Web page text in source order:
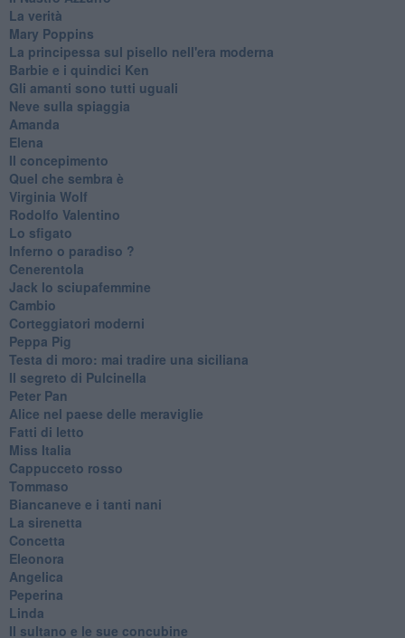
La verità
Mary Poppins
La principessa sul pisello nell'era moderna
Barbie e i quindici Ken
Gli amanti sono tutti uguali
Neve sulla spiaggia
Amanda
Elena
Il concepimento
Quel che sembra è
Virginia Wolf
Rodolfo Valentino
Lo sfigato
Inferno o paradiso ?
Cenerentola
Jack lo sciupafemmine
Cambio
Corteggiatori moderni
Peppa Pig
Testa di moro: mai tradire una siciliana
Il segreto di Pulcinella
Peter Pan
Alice nel paese delle meraviglie
Fatti di letto
Miss Italia
Cappucceto rosso
Tommaso
Biancaneve e i tanti nani
La sirenetta
Concetta
Eleonora
Angelica
Peperina
Linda
Il sultano e le sue concubine